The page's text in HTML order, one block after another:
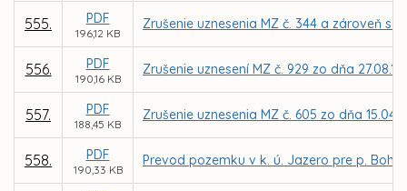
555. PDF
196,12 KB
Zrušenie uznesenia MZ č. 344 a zároveň
556. PDF
190,16 KB
Zrušenie uznesení MZ č. 929 zo dňa
557. PDF
188,45 KB
Zrušenie uznesenia MZ č. 605 zo dňa
558. PDF
190,33 KB
Prevod pozemku v k. ú. Jazero pre p.